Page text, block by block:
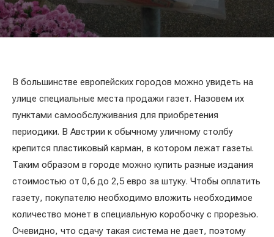
В большинстве европейских городов можно увидеть на
улице специальные места продажи газет. Назовем их
пунктами самообслуживания для приобретения
периодики. В Австрии к обычному уличному столбу
крепится пластиковый карман, в котором лежат газеты.
Таким образом в городе можно купить разные издания
стоимостью от 0,6 до 2,5 евро за штуку. Чтобы оплатить
газету, покупателю необходимо вложить необходимое
количество монет в специальную коробочку с прорезью.
Очевидно, что сдачу такая система не дает, поэтому